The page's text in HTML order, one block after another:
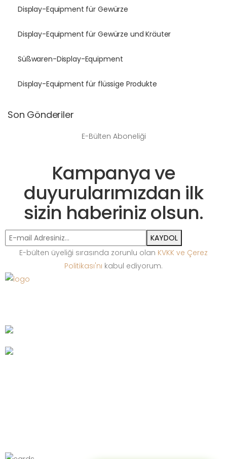
Display-Equipment für Gewürze
Display-Equipment für Gewürze und Kräuter
Süßwaren-Display-Equipment
Display-Equipment für flüssige Produkte
Son Gönderiler
E-Bülten Aboneliği
Kampanya ve
duyurularımızdan ilk
sizin haberiniz olsun.
KAYDOL
E-bülten üyeliği sırasında zorunlu olan KVKK ve Çerez
Politikası'nı kabul ediyorum.